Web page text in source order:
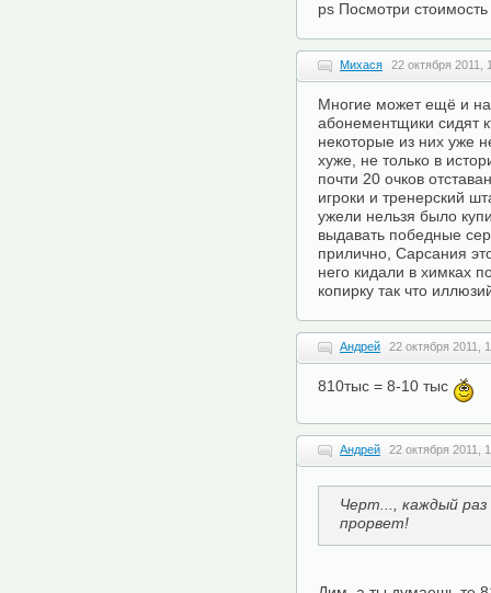
ps Посмотри
Михася 22 октября 2011,
Многие может ещё и
абонементщики сидят
некоторые из них уже
хуже, не только в
почти 20 очков
игроки и тренерский
ужели нельзя было
выдавать победные
прилично, Сарсания
него кидали в химках
копирку так что
Андрей 22 октября 2011,
810тыс = 8-10 тыс
Андрей 22 октября 2011,
Черт..., каждый раз
прорвет!